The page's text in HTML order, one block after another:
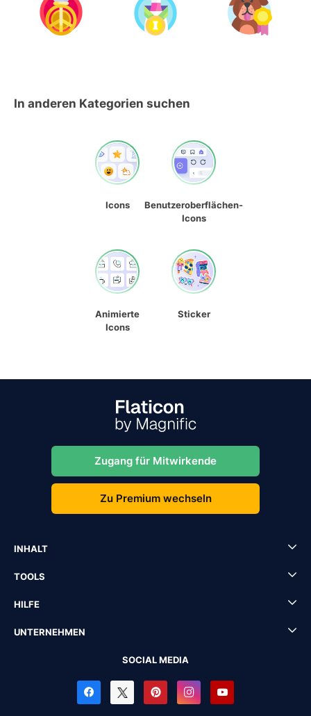
In anderen Kategorien suchen
Icons
Benutzeroberflächen-
Icons
Animierte
Icons
Sticker
Zugang für Mitwirkende
Zu Premium wechseln
INHALT
TOOLS
HILFE
UNTERNEHMEN
SOCIAL MEDIA